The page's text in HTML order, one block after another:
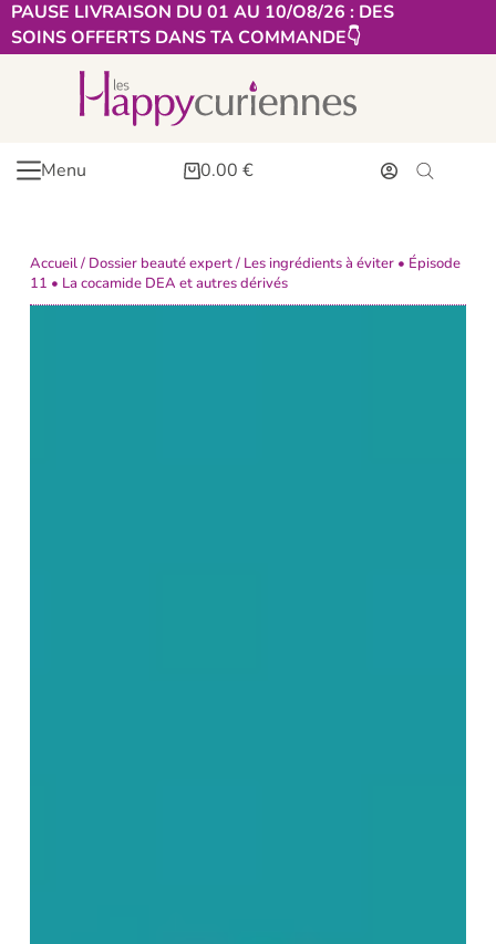
PAUSE LIVRAISON DU 01 AU 10/O8/26 : DES
SOINS OFFERTS DANS TA COMMANDE👇​
Menu 0.00 €
Accueil/ Dossier beauté expert/ Les ingrédients à éviter • Épisode
11 • La cocamide DEA et autres dérivés